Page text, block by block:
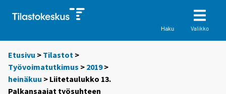
Haku Valikko
Etusivu > Tilastot >
Työvoimatutkimus > 2019>
heinäkuu > Liitetaulukko 13.
Palkansaajat työsuhteen